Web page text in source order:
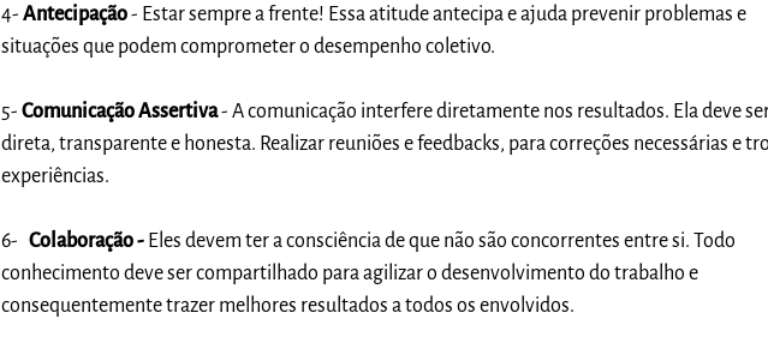
4-Antecipação- Estar sempre a frente! Essa atitude antecipa e ajuda prevenir problemas e
situações que podem comprometer o desempenho coletivo.
5-Comunicação Assertiva- A comunicação interfere diretamente nos resultados. Ela deve
direta, transparente e honesta. Realizar reuniões e feedbacks, para correções necessárias e
experiências.
6- Colaboração - Eles devem ter a consciência de que não são concorrentes entre si. Todo
conhecimento deve ser compartilhado para agilizar o desenvolvimento do trabalho e
consequentemente trazer melhores resultados a todos os envolvidos.